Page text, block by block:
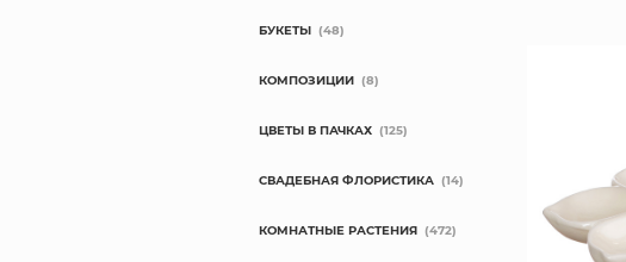
БУКЕТЫ (48)
КОМПОЗИЦИИ (8)
ЦВЕТЫ В ПАЧКАХ (125)
СВАДЕБНАЯ ФЛОРИСТИКА (14)
КОМНАТНЫЕ РАСТЕНИЯ (472)